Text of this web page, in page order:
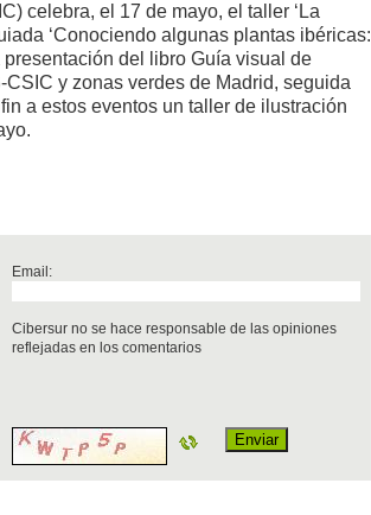
celebra, el 17 de mayo, el taller ‘La
‘Conociendo algunas plantas ibéricas:
del libro Guía visual de
y zonas verdes de Madrid, seguida
a estos eventos un taller de ilustración
Email:
Cibersur no se hace responsable de las opiniones
reflejadas en los comentarios